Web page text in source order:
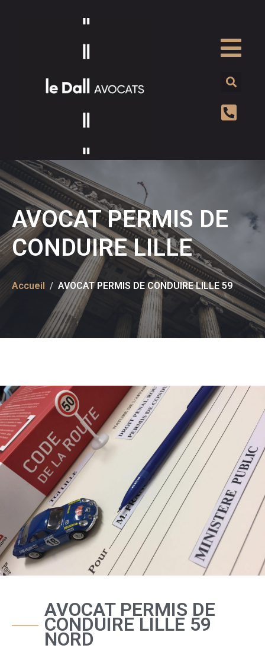
AVOCAT PERMIS DE
CONDUIRE LILLE
Accueil AVOCAT PERMIS DE CONDUIRE LILLE 59
AVOCAT PERMIS DE
CONDUIRE LILLE 59
NORD